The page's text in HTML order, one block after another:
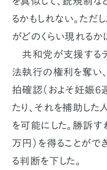
るかもしれない。ただ
がどのくらい現れるか
共和党が支援する
法執行の権利を奪い
拍確認（およそ妊娠6
たり、それを補助した
を可能にした。勝訴す
万円）を得ることが
る判断を下した。